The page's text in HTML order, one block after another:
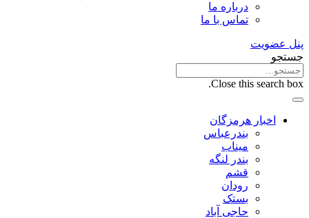
درباره ما
تماس با ما
پنل عضویت
جستجو
Close this search box.
اخبار هرمزگان
بندرعباس
میناب
بندر لنگه
قشم
رودان
بستک
حاجی آباد